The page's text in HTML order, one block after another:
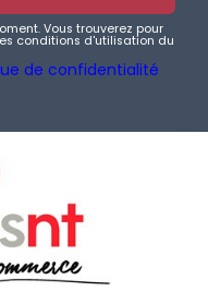
Vous trouverez pour
conditions d'utilisation du
de confidentialité